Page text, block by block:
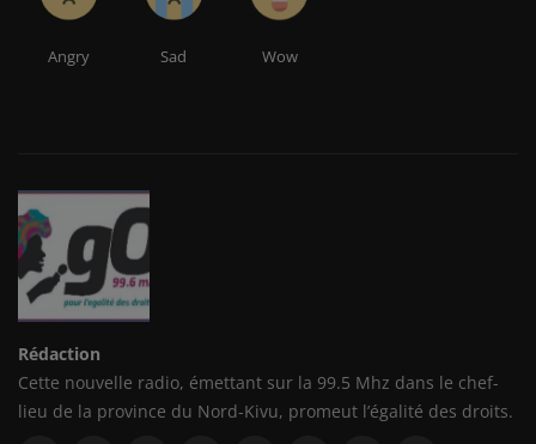
Angry Sad Wow
Rédaction
Cette nouvelle radio, émettant sur la 99.5 Mhz dans le chef-
lieu de la province du Nord-Kivu, promeut l’égalité des droits.